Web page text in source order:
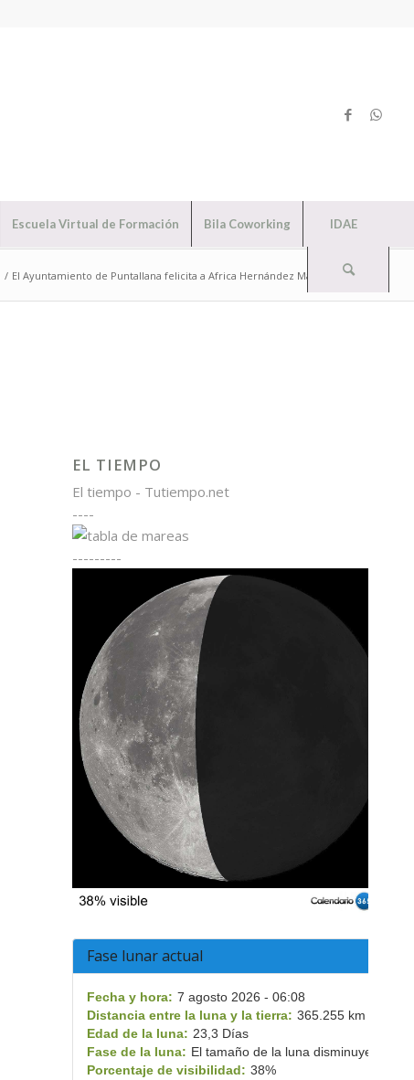
Escuela Virtual de Formación Bila Coworking IDAE
/ El Ayuntamiento de Puntallana felicita a Africa Hernández Martín, por l...
EL TIEMPO
El tiempo - Tutiempo.net
----
---------
Fase lunar actual
Fecha y hora: 7 agosto 2026 - 06:08
Distancia entre la luna y la tierra: 365.255 km
Edad de la luna: 23,3 Días
Fase de la luna: El tamaño de la luna disminuye
Porcentaje de visibilidad: 38%